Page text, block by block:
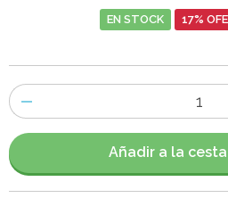
EN STOCK 17%
Número
de
artículos
Añadir a la cesta